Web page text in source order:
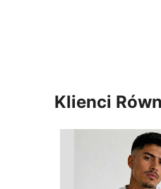
Klienci